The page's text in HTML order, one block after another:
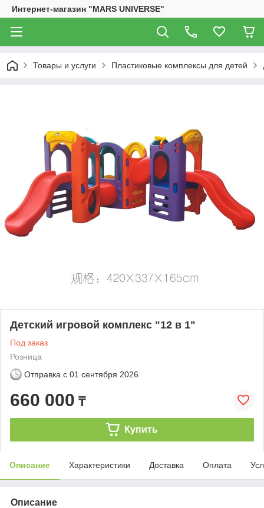
Интернет-магазин "MARS UNIVERSE"
Товары и услуги Пластиковые комплексы для детей
Детский игровой комплекс "12 в 1"
Под заказ
Розница
Отправка с 01 сентября 2026
660 000 ₸
Купить
Описание Характеристики Доставка Оплата
Описание